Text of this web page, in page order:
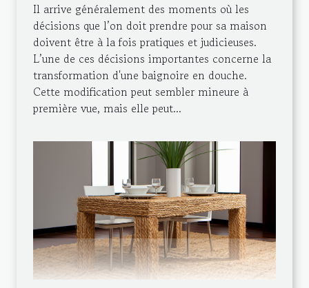
Il arrive généralement des moments où les
décisions que l’on doit prendre pour sa maison
doivent être à la fois pratiques et judicieuses.
L’une de ces décisions importantes concerne la
transformation d'une baignoire en douche.
Cette modification peut sembler mineure à
première vue, mais elle peut...